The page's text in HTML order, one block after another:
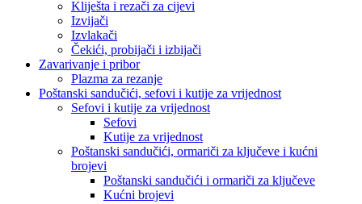
Kliješta i rezači za cijevi
Izvijači
Izvlakači
Čekići, probijači i izbijači
Zavarivanje i pribor
Plazma za rezanje
Poštanski sandučići, sefovi i kutije za vrijednost
Sefovi i kutije za vrijednost
Sefovi
Kutije za vrijednost
Poštanski sandučići, ormariči za ključeve i kućni
brojevi
Poštanski sandučići i ormariči za ključeve
Kućni brojevi